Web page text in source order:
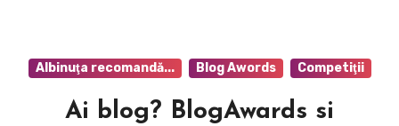
Albinuţa recomandă... Blog Awords Competiţii
Ai blog? BlogAwards si